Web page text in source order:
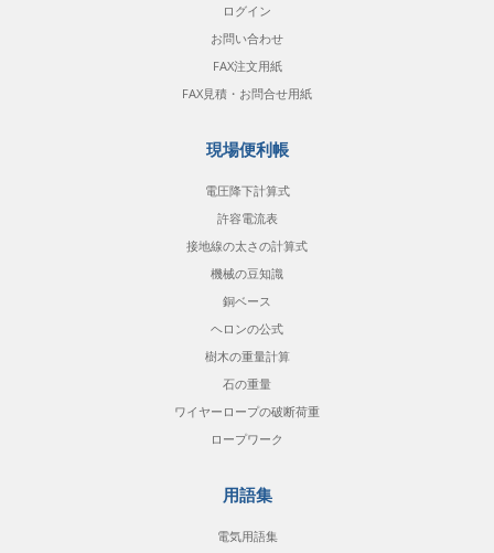
ログイン
お問い合わせ
FAX注文用紙
FAX見積・お問合せ用紙
現場便利帳
電圧降下計算式
許容電流表
接地線の太さの計算式
機械の豆知識
銅ベース
ヘロンの公式
樹木の重量計算
石の重量
ワイヤーロープの破断荷重
ロープワーク
用語集
電気用語集